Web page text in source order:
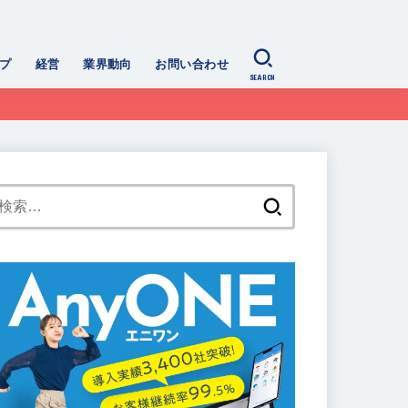
経営 業界動向 お問い合わせ
SEARCH